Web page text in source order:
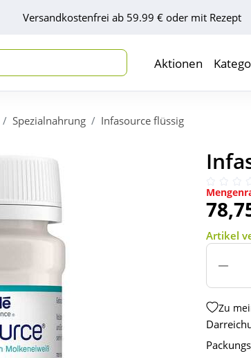
Versandkostenfrei ab 59.99 € oder mit Rezept
Aktionen
Spezialnahrung Infasource flüssig
Artikel
Zu